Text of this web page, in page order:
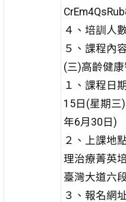
４、培訓人
５、課程內
(三)高齡健
１、課程日
15日(星期三
年6月30日)
２、上課地
理治療菁英
臺灣大道六
３、報名網